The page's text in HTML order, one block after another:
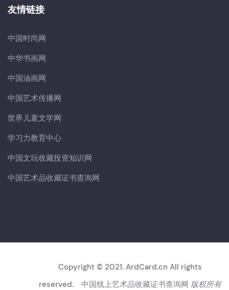
友情链接
中国时尚网
中华书画网
中国油画网
中国艺术传播网
世界儿童文学网
学习力教育中心
中国文玩收藏投资知识网
中国艺术品收藏证书查询网
Copyright © 2021. ArdCard.cn All rights
reserved. 中国线上艺术品收藏证书查询网 版权所有